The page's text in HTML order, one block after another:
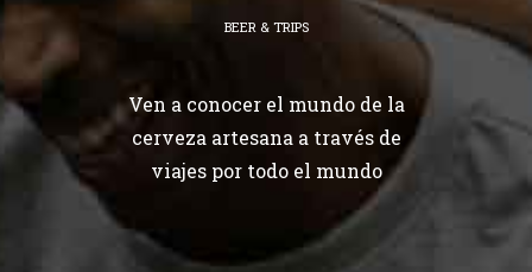
BEER & TRIPS
Ven a conocer el mundo de la
cerveza artesana a través de
viajes por todo el mundo